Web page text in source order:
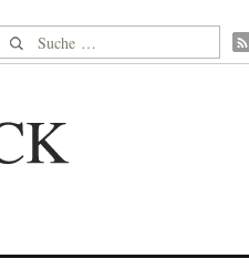
Suche nach: